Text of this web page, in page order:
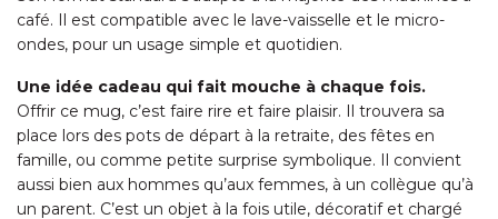
café. Il est compatible avec le lave-vaisselle et le micro-
ondes, pour un usage simple et quotidien.
Une idée cadeau qui fait mouche à chaque fois.
Offrir ce mug, c’est faire rire et faire plaisir. Il trouvera sa
place lors des pots de départ à la retraite, des fêtes en
famille, ou comme petite surprise symbolique. Il convient
aussi bien aux hommes qu’aux femmes, à un collègue qu’à
un parent. C’est un objet à la fois utile, décoratif et chargé